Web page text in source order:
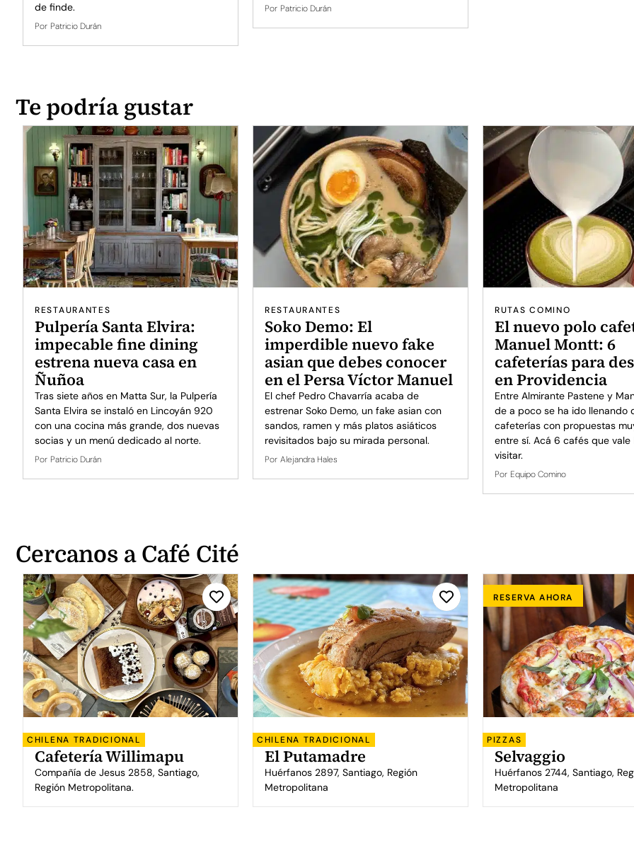
de finde.
Por Patricio Durán
Por Patricio Durán
Te podría gustar
RESTAURANTES
Pulpería Santa Elvira:
impecable fine dining
estrena nueva casa en
Ñuñoa
Tras siete años en Matta Sur, la Pulpería
Santa Elvira se instaló en Lincoyán 920
con una cocina más grande, dos nuevas
socias y un menú dedicado al norte.
Por Patricio Durán
RESTAURANTES
Soko Demo: El
imperdible nuevo fake
asian que debes conocer
en el Persa Víctor Manuel
El chef Pedro Chavarría acaba de
estrenar Soko Demo, un fake asian con
sandos, ramen y más platos asiáticos
revisitados bajo su mirada personal.
Por Alejandra Hales
RUTAS COMINO
El nuevo polo
Manuel Montt: 6
cafeterías para
en Providencia
Entre Almirante Pastene y
de a poco se ha ido llenando
cafeterías con propuestas
entre sí. Acá 6 cafés que vale
visitar.
Por Equipo Comino
Cercanos a Café Cité
CHILENA TRADICIONAL
Cafetería Willimapu
Compañía de Jesus 2858, Santiago,
Región Metropolitana.
CHILENA TRADICIONAL
El Putamadre
Huérfanos 2897, Santiago, Región
Metropolitana
RESERVA AHORA
PIZZAS
Selvaggio
Huérfanos 2744, Santiago,
Metropolitana